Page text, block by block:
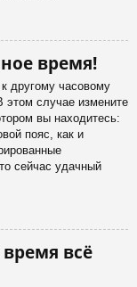
время!
другому часовому
этом случае измените
вы находитесь:
пояс, как и
сейчас удачный
всё